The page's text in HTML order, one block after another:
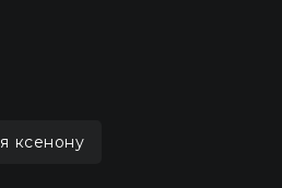
ксенону